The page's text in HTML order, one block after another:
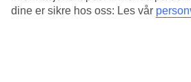
dine er sikre hos oss: Les vår